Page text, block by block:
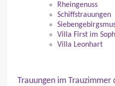
Rheingenuss
Schiffstrauungen
Villa First im
Villa Leonhart
Trauungen im